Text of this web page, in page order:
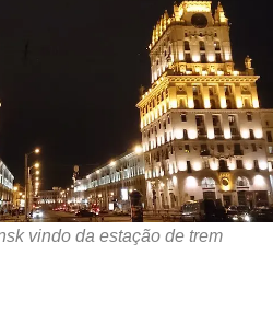
vindo da estação de trem